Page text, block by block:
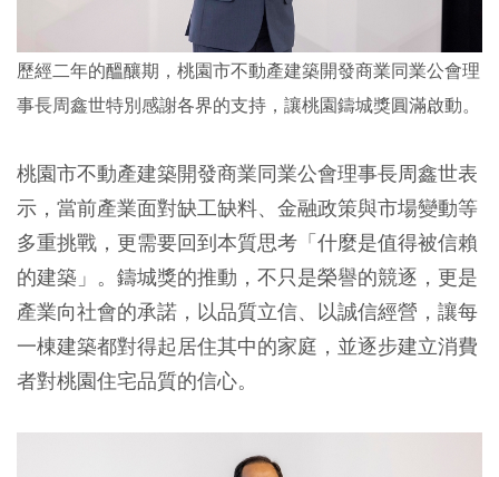
歷經二年的醞釀期，桃園市不動產建築開發商業同業公會理
事長周鑫世特別感謝各界的支持，讓桃園鑄城獎圓滿啟動。
桃園市不動產建築開發商業同業公會理事長周鑫世表
示，當前產業面對缺工缺料、金融政策與市場變動等
多重挑戰，更需要回到本質思考「什麼是值得被信賴
的建築」。鑄城獎的推動，不只是榮譽的競逐，更是
產業向社會的承諾，以品質立信、以誠信經營，讓每
一棟建築都對得起居住其中的家庭，並逐步建立消費
者對桃園住宅品質的信心。